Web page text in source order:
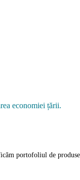
economiei țării.
portofoliul de